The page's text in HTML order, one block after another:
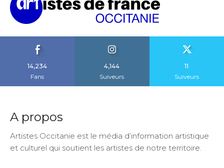
14,234
Fans
4,144
Suiveurs
11
Suiveurs
A propos
Artistes Occitanie est le média d’information artistique
et culturel qui soutient les artistes de notre territoire.